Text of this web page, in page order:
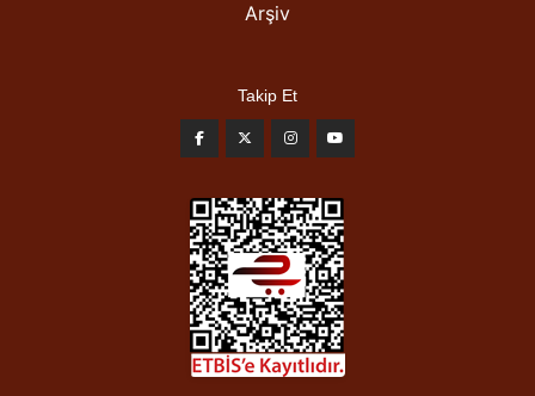
Arşiv
Takip Et